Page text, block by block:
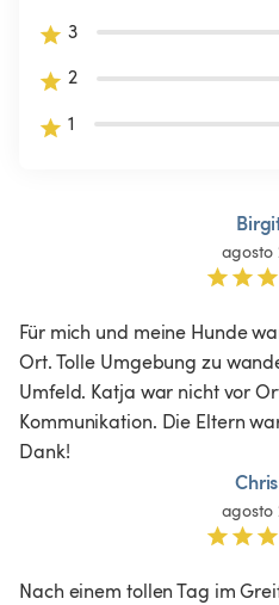
3
2
1
agosto
Für mich und meine Hunde
Ort. Tolle Umgebung zu
Umfeld. Katja war nicht vor
Kommunikation. Die Eltern
Dank!
agosto
Nach einem tollen Tag im